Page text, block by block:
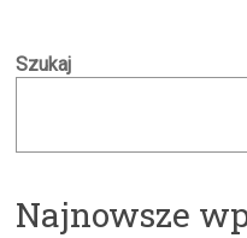
Szukaj
Najnowsze